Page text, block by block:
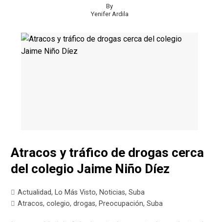
By
Yenifer Ardila
Atracos y tráfico de drogas cerca
del colegio Jaime Niño Díez
Actualidad, Lo Más Visto, Noticias,Suba
Atracos,colegio,drogas, Preocupación,Suba